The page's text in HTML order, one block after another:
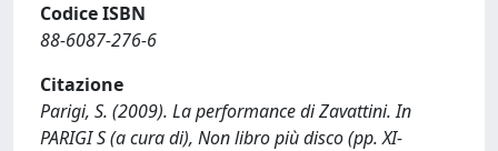
Codice ISBN
88-6087-276-6
Citazione
Parigi, S. (2009). La performance di Zavattini. In
PARIGI S (a cura di), Non libro più disco (pp. XI-